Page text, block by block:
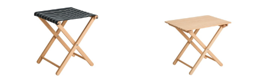
... alle Sitzmöbel
Tische
Esstische